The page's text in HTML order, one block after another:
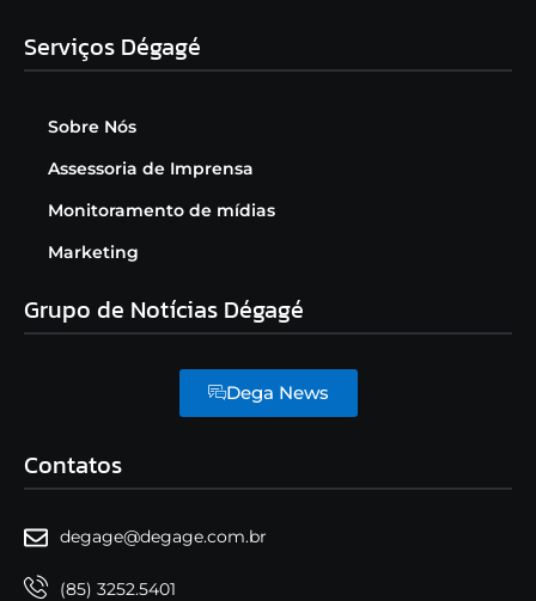
Serviços Dégagé
Sobre Nós
Assessoria de Imprensa
Monitoramento de mídias
Marketing
Grupo de Notícias Dégagé
Dega News
Contatos
degage@degage.com.br
(85) 3252.5401